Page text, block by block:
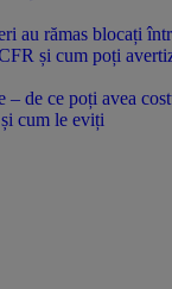
– de ce poți avea
cum le eviți